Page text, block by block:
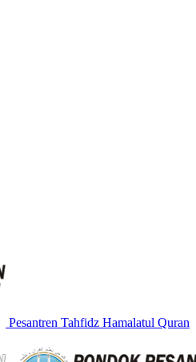
Pesantren Tahfidz Hamalatul Quran